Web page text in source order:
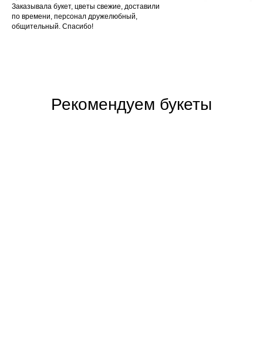
Заказывала букет, цветы свежие, доставили
по времени, персонал дружелюбный,
общительный. Спасибо!
Рекомендуем букеты